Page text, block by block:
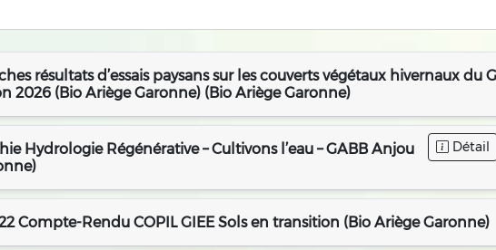
résultats d’essais paysans sur les couverts végétaux hivernaux du
2026 (Bio Ariège Garonne) (Bio Ariège Garonne)
Détail
Hydrologie Régénérative – Cultivons l’eau – GABB Anjou
Compte-Rendu COPIL GIEE Sols en transition (Bio Ariège Garonne)